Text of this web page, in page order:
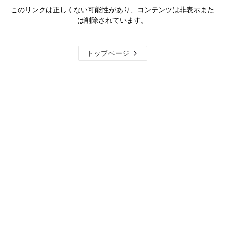
このリンクは正しくない可能性があり、コンテンツは非表示また
は削除されています。
トップページ